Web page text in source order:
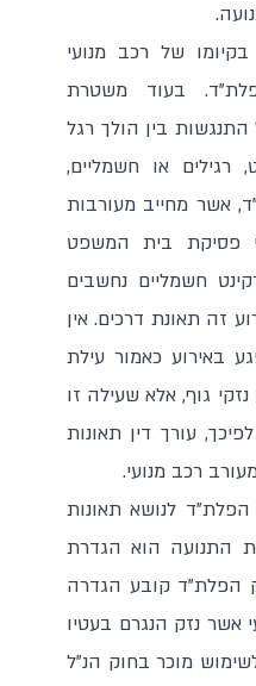
של רכב מנועי
בעוד משטרת
בין הולך רגל
רגילים או חשמליים,
אשר מחייב מעורבות
פסיקת בית המשפט
חשמליים נחשבים
זה תאונת דרכים. אין
באירוע כאמור עילת
גוף, אלא שעילה זו
עורך דין תאונות
רכב מנועי.
לנושא תאונות
התנועה הוא הגדרת
הפלת"ד קובע הגדרה
אשר נזק הנגרם בעטיו
מוכר בחוק הנ"ל